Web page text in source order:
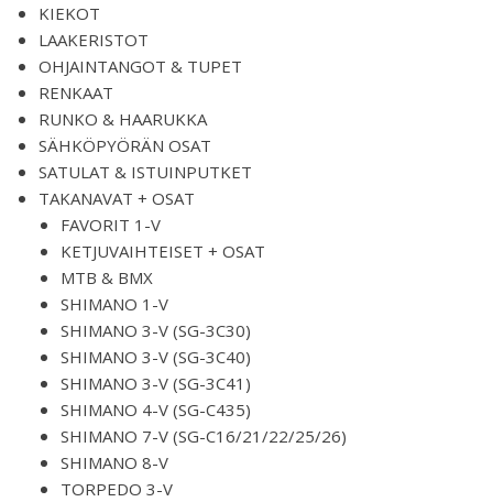
KIEKOT
LAAKERISTOT
OHJAINTANGOT & TUPET
RENKAAT
RUNKO & HAARUKKA
SÄHKÖPYÖRÄN OSAT
SATULAT & ISTUINPUTKET
TAKANAVAT + OSAT
FAVORIT 1-V
KETJUVAIHTEISET + OSAT
MTB & BMX
SHIMANO 1-V
SHIMANO 3-V (SG-3C30)
SHIMANO 3-V (SG-3C40)
SHIMANO 3-V (SG-3C41)
SHIMANO 4-V (SG-C435)
SHIMANO 7-V (SG-C16/21/22/25/26)
SHIMANO 8-V
TORPEDO 3-V